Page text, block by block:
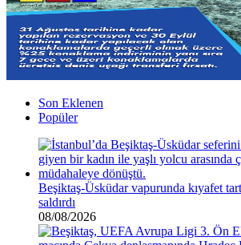
Son Eklenen
Popüler
Beşiktaş-Üsküdar vapurunda kıyafet
saldırdı
08/08/2026